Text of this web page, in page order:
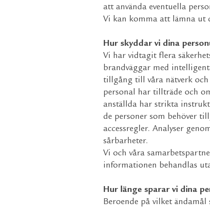
att använda eventuella
Vi kan komma att lämna
Hur skyddar vi dina
Vi har vidtagit flera
brandväggar med
tillgång till våra nätverk och
personal har tillträde och
anställda har strikta
de personer som behöver
accessregler. Analyser
sårbarheter.
Vi och våra
informationen behandlas
Hur länge sparar vi dina
Beroende på vilket